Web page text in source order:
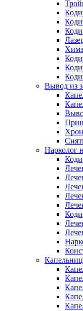
Вывод из
Нарколог